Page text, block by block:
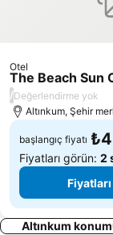
Sahte Cennet Beach Club
Bodrum
Otel
The Beach Sun
/Değerlendirme yok
Altınkum, Şehir
başlangıç fiyatı
Fiyatları görün: 2
Altınkum